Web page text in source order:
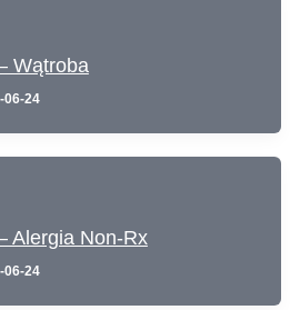
Wątroba
06-24
Alergia Non-Rx
06-24